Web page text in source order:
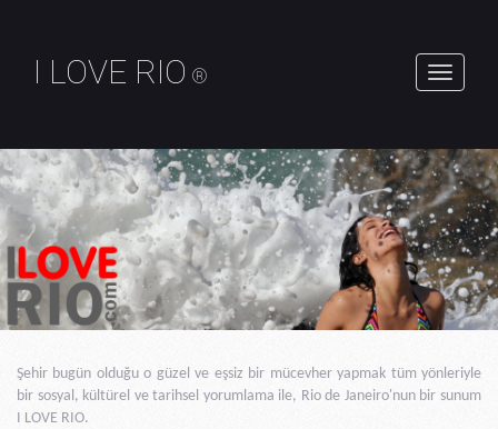
geçiş
gezinti
I LOVE RIO ®
Şehir bugün olduğu o güzel ve eşsiz bir mücevher yapmak tüm yönleriyle
bir sosyal, kültürel ve tarihsel yorumlama ile, Rio de Janeiro'nun bir sunum
I LOVE RIO.